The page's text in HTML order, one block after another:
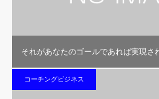
それがあなたのゴールであれば実現さ
コーチングビジネス